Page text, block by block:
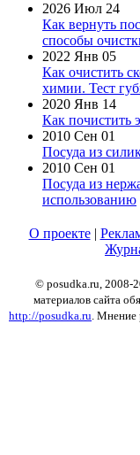
2026 Июл 24
Как вернуть
способы
2022 Янв 05
Как очистить
химии. Тест
2020 Янв 14
Как почистить
2010 Сен 01
Посуда из
2010 Сен 01
Посуда из
использованию
О проекте|
© posudka.ru, 2008-
материалов сайта
http://posudka.ru. Мнение